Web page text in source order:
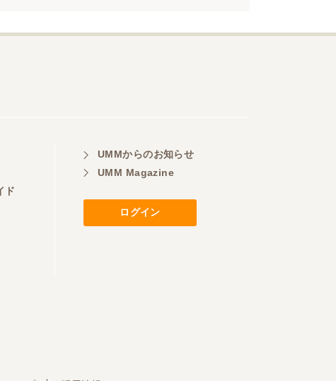
ド
UMMからのお知らせ
UMM Magazine
ログイン